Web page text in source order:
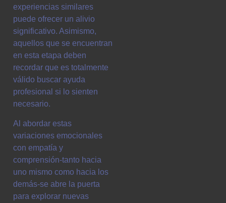
experiencias similares
puede ofrecer un alivio
significativo. Asimismo,
aquellos que se encuentran
en esta etapa deben
recordar que es totalmente
válido buscar ayuda
profesional si lo sienten
necesario.
Al abordar estas
variaciones emocionales
con empatía y
comprensión-tanto hacia
uno mismo como hacia los
demás-se abre la puerta
para explorar nuevas